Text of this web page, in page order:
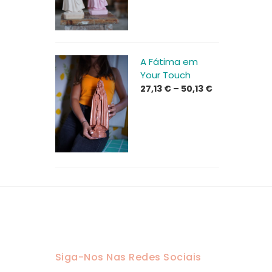
A Fátima em
Your Touch
27,13 € – 50,13 €Price
Siga-Nos Nas Redes Sociais